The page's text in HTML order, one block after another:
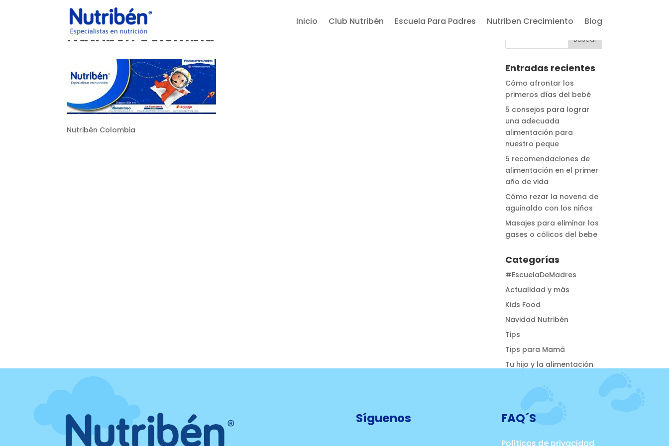
Inicio Club Nutribén Escuela Para Padres Nutriben Crecimiento Blog
Nutribén Colombia
Nutribén Colombia
Entradas recientes
Cómo afrontar los
primeros días del bebé
5 consejos para lograr
una adecuada
alimentación para
nuestro peque
5 recomendaciones de
alimentación en el primer
año de vida
Cómo rezar la novena de
aguinaldo con los niños
Masajes para eliminar los
gases o cólicos del bebe
Categorías
#EscuelaDeMadres
Actualidad y más
Kids Food
Navidad Nutribén
Tips
Tips para Mamá
Tu hijo y la alimentación
Síguenos FAQ´S
Políticas de privacidad